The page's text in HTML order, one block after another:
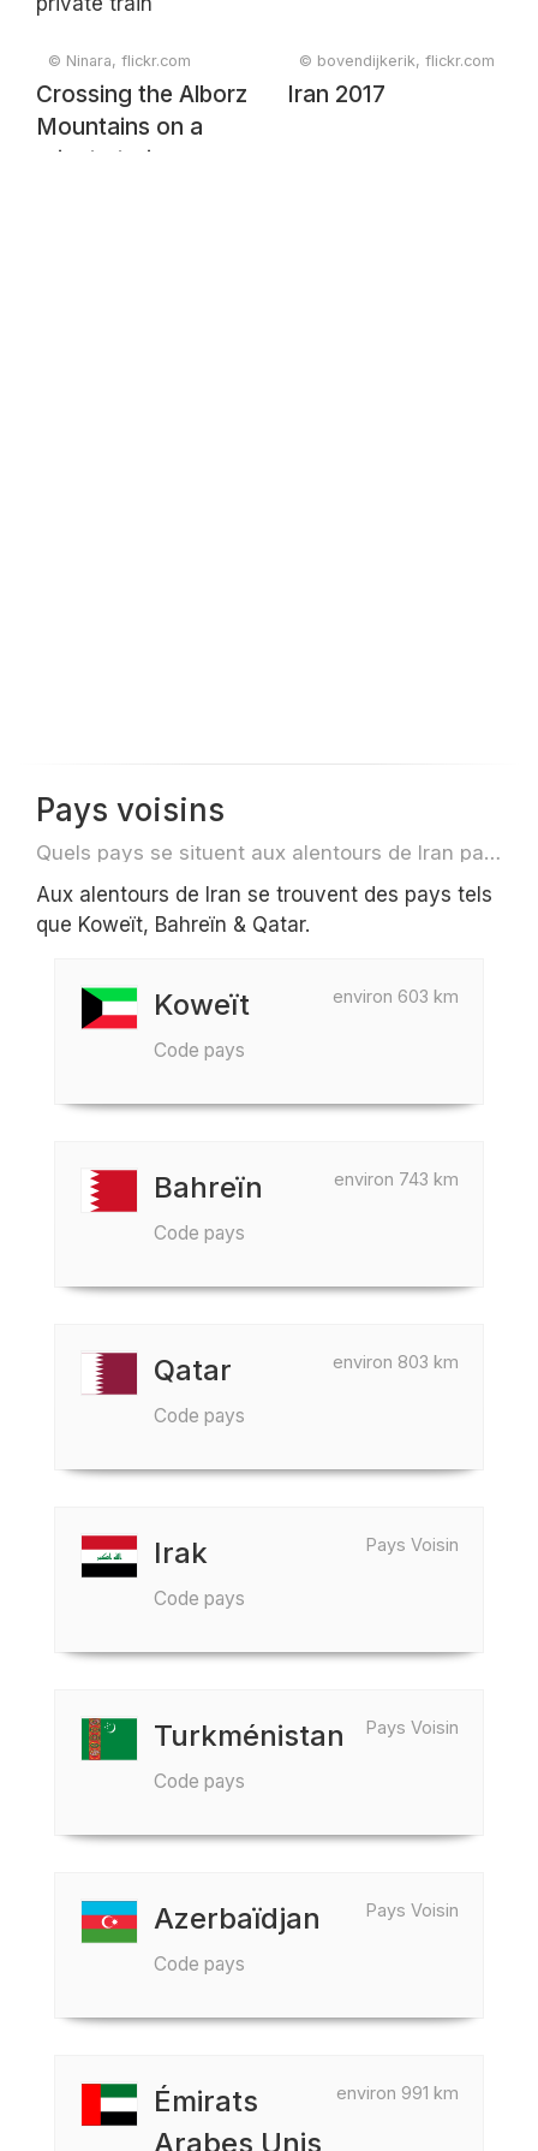
© Ninara, flickr.com
Crossing the Alborz
Mountains on a
private train
© bovendijkerik, flickr.com
Iran 2017
Pays voisins
Quels pays se situent aux alentours de Iran par exemple pour des voyage ou des vols
Aux alentours de Iran se trouvent des pays tels
que Koweït, Bahreïn & Qatar.
environ 603 km
Koweït
Code pays
environ 743 km
Bahreïn
Code pays
environ 803 km
Qatar
Code pays
Pays Voisin
Irak
Code pays
Pays Voisin
Turkménistan
Code pays
Pays Voisin
Azerbaïdjan
Code pays
environ 991 km
Émirats
Arabes Unis